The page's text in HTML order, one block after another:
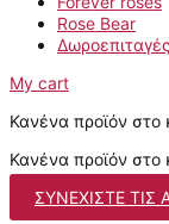
Rose Bear
Δωροεπιταγές
My cart
Κανένα προϊόν στο
Κανένα προϊόν στο
ΣΥΝΕΧΊΣΤΕ ΤΙΣ